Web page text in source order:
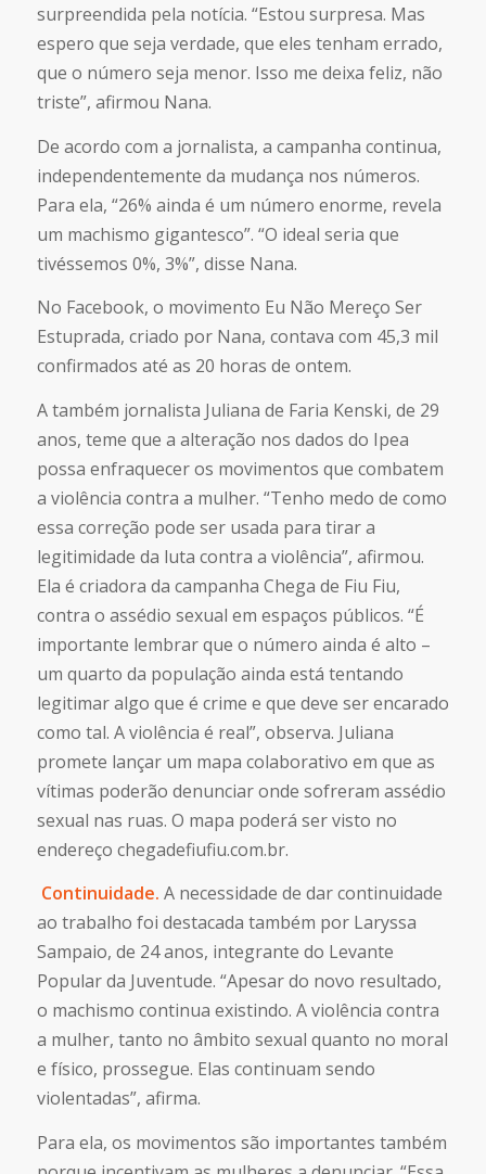
surpreendida pela notícia. “Estou surpresa. Mas
espero que seja verdade, que eles tenham errado,
que o número seja menor. Isso me deixa feliz, não
triste”, afirmou Nana.
De acordo com a jornalista, a campanha continua,
independentemente da mudança nos números.
Para ela, “26% ainda é um número enorme, revela
um machismo gigantesco”. “O ideal seria que
tivéssemos 0%, 3%”, disse Nana.
No Facebook, o movimento Eu Não Mereço Ser
Estuprada, criado por Nana, contava com 45,3 mil
confirmados até as 20 horas de ontem.
A também jornalista Juliana de Faria Kenski, de 29
anos, teme que a alteração nos dados do Ipea
possa enfraquecer os movimentos que combatem
a violência contra a mulher. “Tenho medo de como
essa correção pode ser usada para tirar a
legitimidade da luta contra a violência”, afirmou.
Ela é criadora da campanha Chega de Fiu Fiu,
contra o assédio sexual em espaços públicos. “É
importante lembrar que o número ainda é alto –
um quarto da população ainda está tentando
legitimar algo que é crime e que deve ser encarado
como tal. A violência é real”, observa. Juliana
promete lançar um mapa colaborativo em que as
vítimas poderão denunciar onde sofreram assédio
sexual nas ruas. O mapa poderá ser visto no
endereço chegadefiufiu.com.br.
Continuidade. A necessidade de dar continuidade
ao trabalho foi destacada também por Laryssa
Sampaio, de 24 anos, integrante do Levante
Popular da Juventude. “Apesar do novo resultado,
o machismo continua existindo. A violência contra
a mulher, tanto no âmbito sexual quanto no moral
e físico, prossegue. Elas continuam sendo
violentadas”, afirma.
Para ela, os movimentos são importantes também